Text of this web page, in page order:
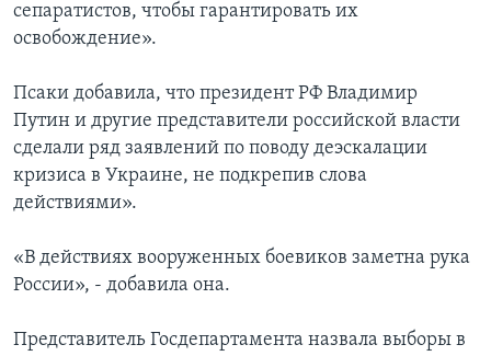
сепаратистов, чтобы гарантировать их
освобождение».
Псаки добавила, что президент РФ Владимир
Путин и другие представители российской власти
сделали ряд заявлений по поводу деэскалации
кризиса в Украине, не подкрепив слова
действиями».
«В действиях вооруженных боевиков заметна рука
России», - добавила она.
Представитель Госдепартамента назвала выборы в